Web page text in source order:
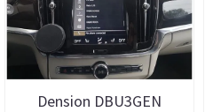
Dension DBU3GEN